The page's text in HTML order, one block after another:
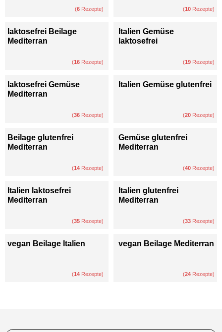
(6 Rezepte) (10 Rezepte)
laktosefrei Beilage
Mediterran
(16 Rezepte)
Italien Gemüse
laktosefrei
(19 Rezepte)
laktosefrei Gemüse
Mediterran
(36 Rezepte)
Italien Gemüse glutenfrei
(20 Rezepte)
Beilage glutenfrei
Mediterran
(14 Rezepte)
Gemüse glutenfrei
Mediterran
(40 Rezepte)
Italien laktosefrei
Mediterran
(35 Rezepte)
Italien glutenfrei
Mediterran
(33 Rezepte)
vegan Beilage Italien
(14 Rezepte)
vegan Beilage Mediterran
(24 Rezepte)